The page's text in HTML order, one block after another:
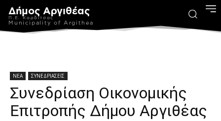
Δήμος Αργιθέας
Π.Ε. Καρδίτσας
Municipality of Argithea
ΝΕΑ ΣΥΝΕΔΡΙΑΣΕΙΣ
Συνεδρίαση Οικονομικής
Επιτροπής Δήμου Αργιθέας